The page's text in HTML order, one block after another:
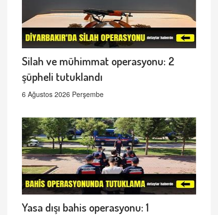
Silah ve mühimmat operasyonu: 2
şüpheli tutuklandı
6 Ağustos 2026 Perşembe
Yasa dışı bahis operasyonu: 1